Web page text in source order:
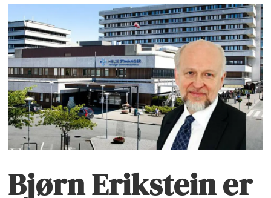
Bjørn Erikstein er